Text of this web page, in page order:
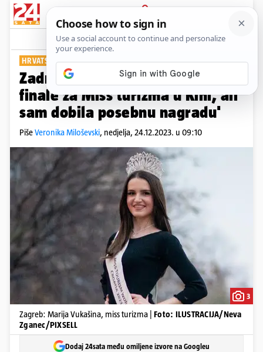
PRIJAVA
Show Komentari
HRVATSKA PREDSTAVNICA
Zadranka Marija: 'Nisam ušla u
finale za Miss turizma u Kini, ali
sam dobila posebnu nagradu'
PišeVeronika Miloševski, nedjelja, 24.12.2023. u 09:10
3
Zagreb: Marija Vukašina, miss turizma | Foto: ILUSTRACIJA/Neva
Zganec/PIXSELL
Dodaj 24sata među omiljene izvore na Googleu